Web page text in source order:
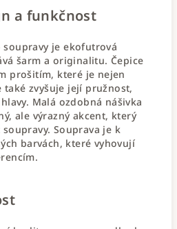
a funkčnost
je ekofutrová
šarm a originalitu. Čepice
prošitím, které je nejen
zvyšuje její pružnost,
Malá ozdobná nášivka
ale výrazný akcent, který
Souprava je k
barvách, které vyhovují